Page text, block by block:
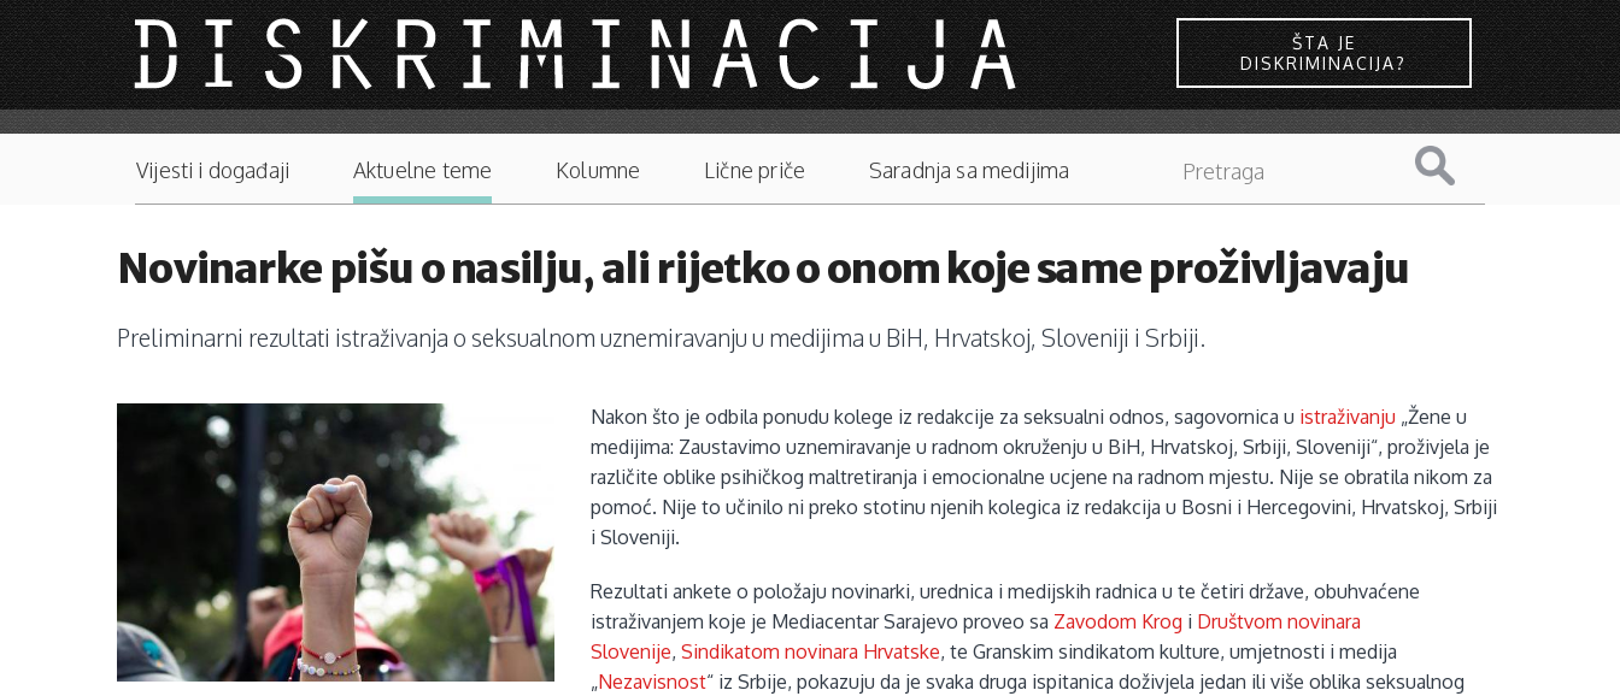
Skip to main content
ŠTA JE
DISKRIMINACIJA?
Main menu
Vijesti i događaji Aktuelne teme Kolumne Lične priče Saradnja sa medijima
Novinarke pišu o nasilju, ali rijetko o onom koje same proživljavaju
Preliminarni rezultati istraživanja o seksualnom uznemiravanju u medijima u BiH, Hrvatskoj, Sloveniji i Srbiji.
Nakon što je odbila ponudu kolege iz redakcije za seksualni odnos, sagovornica u istraživanju „Žene u
medijima: Zaustavimo uznemiravanje u radnom okruženju u BiH, Hrvatskoj, Srbiji, Sloveniji“, proživjela je
različite oblike psihičkog maltretiranja i emocionalne ucjene na radnom mjestu. Nije se obratila nikom za
pomoć. Nije to učinilo ni preko stotinu njenih kolegica iz redakcija u Bosni i Hercegovini, Hrvatskoj, Srbiji
i Sloveniji.
Rezultati ankete o položaju novinarki, urednica i medijskih radnica u te četiri države, obuhvaćene
istraživanjem koje je Mediacentar Sarajevo proveo sa Zavodom Krog i Društvom novinara
Slovenije,Sindikatom novinara Hrvatske, te Granskim sindikatom kulture, umjetnosti i medija
„Nezavisnost“ iz Srbije, pokazuju da je svaka druga ispitanica doživjela jedan ili više oblika seksualnog